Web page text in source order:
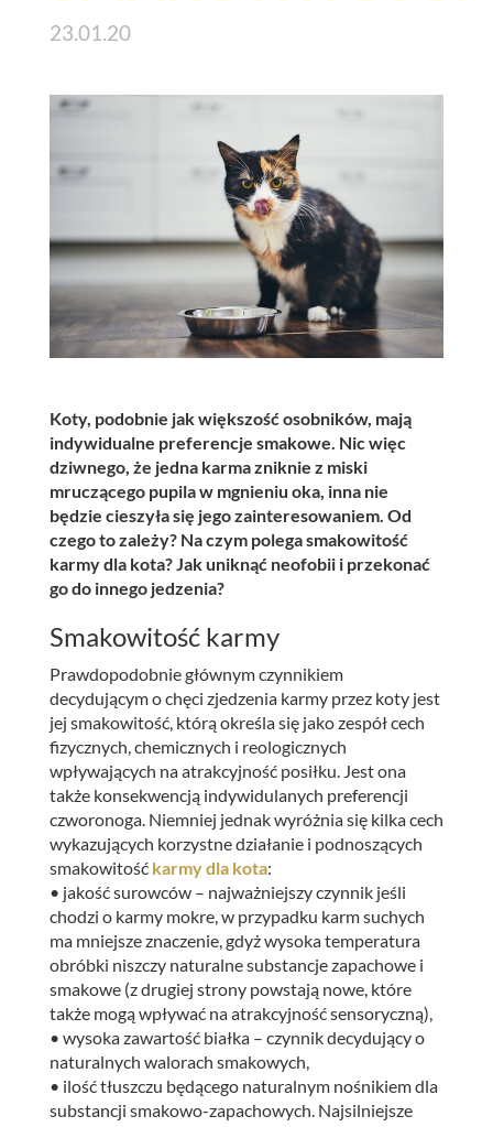
23.01.20
Koty, podobnie jak większość osobników, mają
indywidualne preferencje smakowe. Nic więc
dziwnego, że jedna karma zniknie z miski
mruczącego pupila w mgnieniu oka, inna nie
będzie cieszyła się jego zainteresowaniem. Od
czego to zależy? Na czym polega smakowitość
karmy dla kota? Jak uniknąć neofobii i przekonać
go do innego jedzenia?
Smakowitość karmy
Prawdopodobnie głównym czynnikiem
decydującym o chęci zjedzenia karmy przez koty jest
jej smakowitość, którą określa się jako zespół cech
fizycznych, chemicznych i reologicznych
wpływających na atrakcyjność posiłku. Jest ona
także konsekwencją indywidulanych preferencji
czworonoga. Niemniej jednak wyróżnia się kilka cech
wykazujących korzystne działanie i podnoszących
smakowitość karmy dla kota:
• jakość surowców – najważniejszy czynnik jeśli
chodzi o karmy mokre, w przypadku karm suchych
ma mniejsze znaczenie, gdyż wysoka temperatura
obróbki niszczy naturalne substancje zapachowe i
smakowe (z drugiej strony powstają nowe, które
także mogą wpływać na atrakcyjność sensoryczną),
• wysoka zawartość białka – czynnik decydujący o
naturalnych walorach smakowych,
• ilość tłuszczu będącego naturalnym nośnikiem dla
substancji smakowo-zapachowych. Najsilniejsze